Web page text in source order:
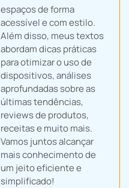
espaços de forma
acessível e com estilo.
Além disso, meus textos
abordam dicas práticas
para otimizar o uso de
dispositivos, análises
aprofundadas sobre as
últimas tendências,
reviews de produtos,
receitas e muito mais.
Vamos juntos alcançar
mais conhecimento de
um jeito eficiente e
simplificado!